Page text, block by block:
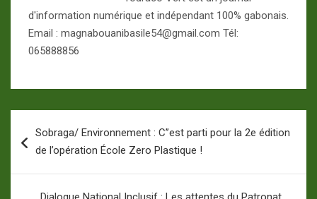
d'information numérique et indépendant 100% gabonais.
Email : magnabouanibasile54@gmail.com Tél:
065888856
de
Sobraga/ Environnement : C’’est parti pour la 2e édition
de l’opération École Zero Plastique !